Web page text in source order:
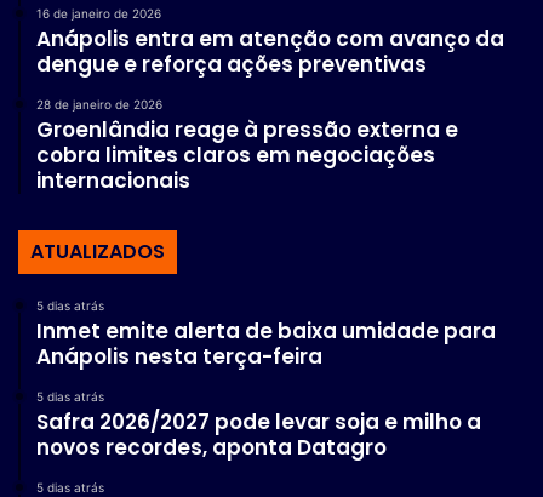
16 de janeiro de 2026
Anápolis entra em atenção com avanço da
dengue e reforça ações preventivas
28 de janeiro de 2026
Groenlândia reage à pressão externa e
cobra limites claros em negociações
internacionais
ATUALIZADOS
5 dias atrás
Inmet emite alerta de baixa umidade para
Anápolis nesta terça-feira
5 dias atrás
Safra 2026/2027 pode levar soja e milho a
novos recordes, aponta Datagro
5 dias atrás